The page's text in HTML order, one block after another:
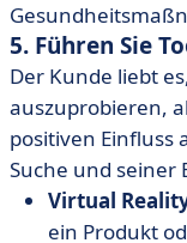
5. Führen Sie
Der Kunde liebt
auszuprobieren,
positiven Einfluss
Suche und seiner
Virtual
ein Produkt